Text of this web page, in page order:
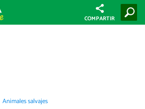
COMPARTIR
Animales salvajes